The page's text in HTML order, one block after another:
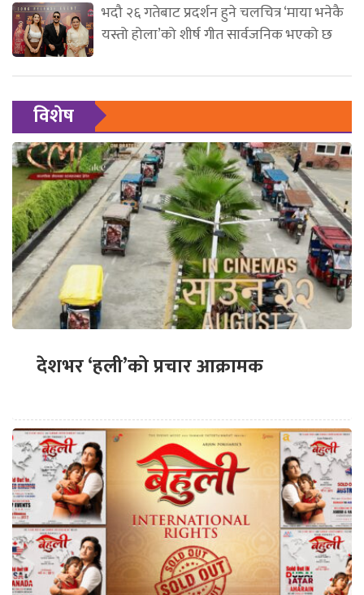
भदौ २६ गतेबाट प्रदर्शन हुने चलचित्र ‘माया भनेकै
यस्तो होला’को शीर्ष गीत सार्वजनिक भएको छ
विशेष
देशभर ‘हली’को प्रचार आक्रामक